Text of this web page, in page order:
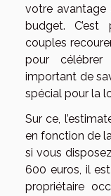
votre avantage
budget.
couples
pour
important de
spécial pour la
Sur ce,
en fonction de
si vous
600 euros, il
propriétaire